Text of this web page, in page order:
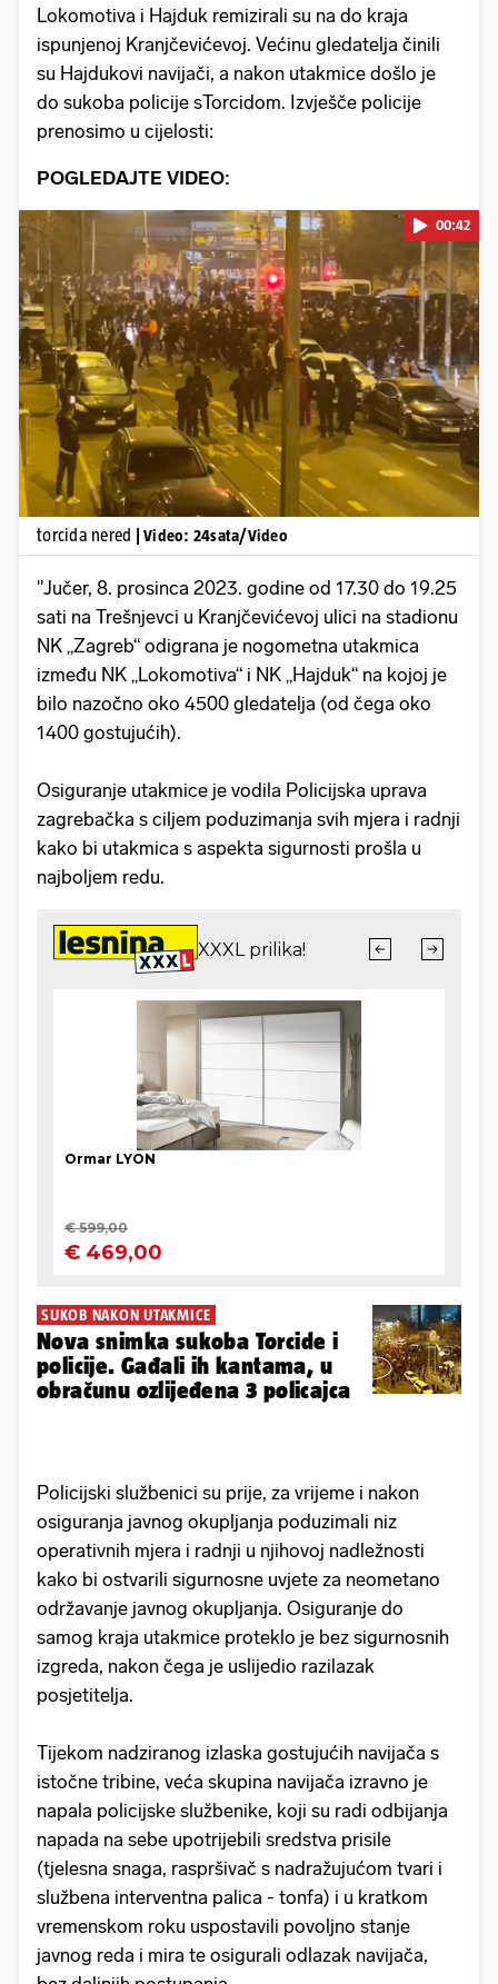
Lokomotiva i Hajduk remizirali su na do kraja
ispunjenoj Kranjčevićevoj. Većinu gledatelja činili
su Hajdukovi navijači, a nakon utakmice došlo je
do sukoba policije sTorcidom. Izvješče policije
prenosimo u cijelosti:
POGLEDAJTE VIDEO:
Pokretanje videa...
00:42
torcida nered | Video: 24sata/Video
"Jučer, 8. prosinca 2023. godine od 17.30 do 19.25
sati na Trešnjevci u Kranjčevićevoj ulici na stadionu
NK „Zagreb“ odigrana je nogometna utakmica
između NK „Lokomotiva“ i NK „Hajduk“ na kojoj je
bilo nazočno oko 4500 gledatelja (od čega oko
1400 gostujućih).
Osiguranje utakmice je vodila Policijska uprava
zagrebačka s ciljem poduzimanja svih mjera i radnji
kako bi utakmica s aspekta sigurnosti prošla u
najboljem redu.
SUKOB NAKON UTAKMICE
Nova snimka sukoba Torcide i
policije. Gađali ih kantama, u
obračunu ozlijeđena 3 policajca
Policijski službenici su prije, za vrijeme i nakon
osiguranja javnog okupljanja poduzimali niz
operativnih mjera i radnji u njihovoj nadležnosti
kako bi ostvarili sigurnosne uvjete za neometano
održavanje javnog okupljanja. Osiguranje do
samog kraja utakmice proteklo je bez sigurnosnih
izgreda, nakon čega je uslijedio razilazak
posjetitelja.
Tijekom nadziranog izlaska gostujućih navijača s
istočne tribine, veća skupina navijača izravno je
napala policijske službenike, koji su radi odbijanja
napada na sebe upotrijebili sredstva prisile
(tjelesna snaga, raspršivač s nadražujućom tvari i
službena interventna palica - tonfa) i u kratkom
vremenskom roku uspostavili povoljno stanje
javnog reda i mira te osigurali odlazak navijača,